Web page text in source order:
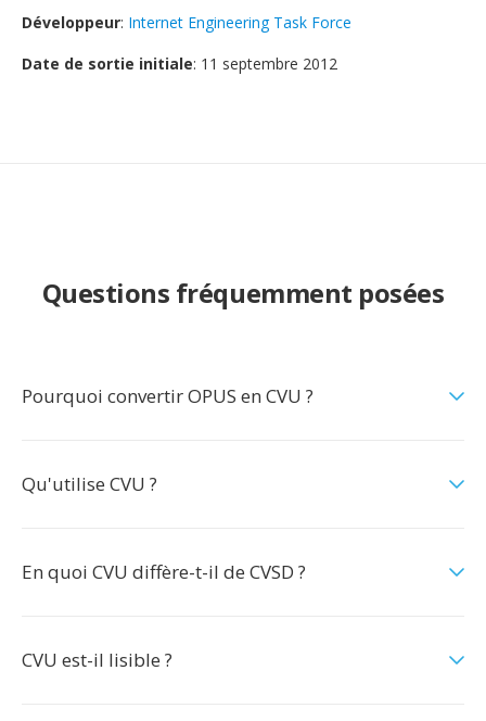
Développeur: Internet Engineering Task Force
Date de sortie initiale: 11 septembre 2012
Questions fréquemment posées
Pourquoi convertir OPUS en CVU ?
Qu'utilise CVU ?
En quoi CVU diffère-t-il de CVSD ?
CVU est-il lisible ?